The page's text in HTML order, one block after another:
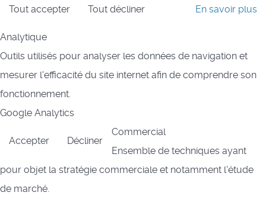
Tout accepter Tout décliner En savoir plus
Analytique
Outils utilisés pour analyser les données de navigation et
mesurer l'efficacité du site internet afin de comprendre son
fonctionnement.
Google Analytics
Accepter Décliner
Commercial
Ensemble de techniques ayant
pour objet la stratégie commerciale et notamment l'étude
de marché.